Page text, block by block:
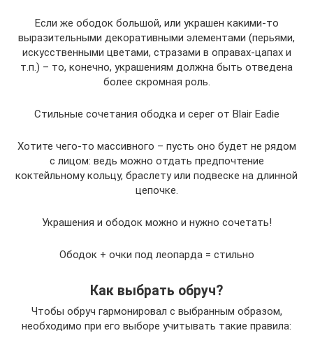
Если же ободок большой, или украшен какими-то
выразительными декоративными элементами (перьями,
искусственными цветами, стразами в оправах-цапах и
т.п.) – то, конечно, украшениям должна быть отведена
более скромная роль.
Стильные сочетания ободка и серег от Blair Eadie
Хотите чего-то массивного – пусть оно будет не рядом
с лицом: ведь можно отдать предпочтение
коктейльному кольцу, браслету или подвеске на длинной
цепочке.
Украшения и ободок можно и нужно сочетать!
Ободок + очки под леопарда = стильно
Как выбрать обруч?
Чтобы обруч гармонировал с выбранным образом,
необходимо при его выборе учитывать такие правила: